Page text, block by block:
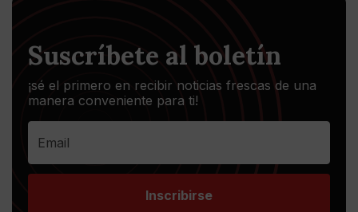
Suscríbete al boletín
¡sé el primero en recibir noticias frescas de una
manera conveniente para ti!
Inscribirse